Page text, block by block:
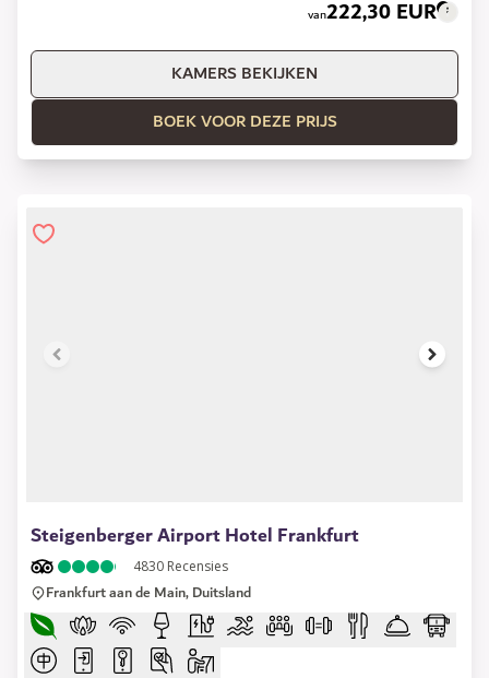
van222,30 EUR
KAMERS BEKIJKEN
BOEK VOOR DEZE PRIJS
Steigenberger Airport Hotel Frankfurt
4830 Recensies
Frankfurt aan de Main, Duitsland